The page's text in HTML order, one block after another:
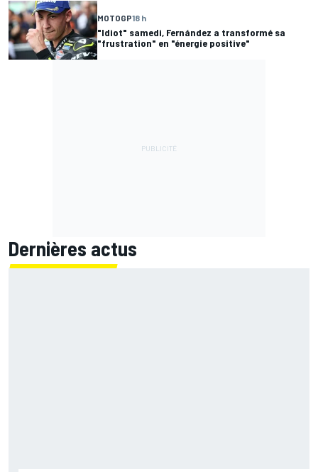
MOTOGP18 h
"Idiot" samedi, Fernández a transformé sa
"frustration" en "énergie positive"
Dernières actus